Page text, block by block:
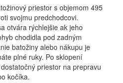
priestor s objemom 495
svojmu predchodcovi.
otvára rýchlejšie ak jeho
chodidla pod zadným
batožiny alebo nákupu je
plné ruky. Po sklopení
priestor na prepravu
kočíka.